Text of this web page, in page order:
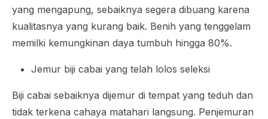
yang mengapung, sebaiknya segera dibuang karena
kualitasnya yang kurang baik. Benih yang tenggelam
memilki kemungkinan daya tumbuh hingga 80%.
Jemur biji cabai yang telah lolos seleksi
Biji cabai sebaiknya dijemur di tempat yang teduh dan
tidak terkena cahaya matahari langsung. Penjemuran